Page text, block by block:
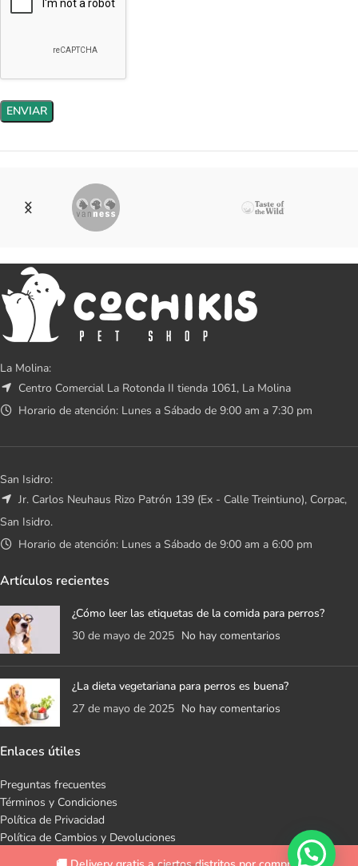
La Molina:
Centro Comercial La Rotonda II tienda 1061, La Molina
Horario de atención: Lunes a Sábado de 9:00 am a 7:30 pm
San Isidro:
Jr. Carlos Neuhaus Rizo Patrón 139 (Ex - Calle Treintiuno), Corpac,
San Isidro.
Horario de atención: Lunes a Sábado de 9:00 am a 6:00 pm
Artículos recientes
¿Cómo leer las etiquetas de la comida para perros?
30 de mayo de 2025 No hay comentarios
¿La dieta vegetariana para perros es buena?
27 de mayo de 2025 No hay comentarios
Enlaces útiles
Preguntas frecuentes
Términos y Condiciones
Política de Privacidad
Política de Cambios y Devoluciones
Libro de Reclamaciones